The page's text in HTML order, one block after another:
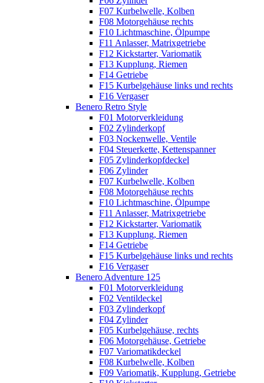
F07 Kurbelwelle, Kolben
F08 Motorgehäuse rechts
F10 Lichtmaschine, Ölpumpe
F11 Anlasser, Matrixgetriebe
F12 Kickstarter, Variomatik
F13 Kupplung, Riemen
F14 Getriebe
F15 Kurbelgehäuse links und rechts
F16 Vergaser
Benero Retro Style
F01 Motorverkleidung
F02 Zylinderkopf
F03 Nockenwelle, Ventile
F04 Steuerkette, Kettenspanner
F05 Zylinderkopfdeckel
F06 Zylinder
F07 Kurbelwelle, Kolben
F08 Motorgehäuse rechts
F10 Lichtmaschine, Ölpumpe
F11 Anlasser, Matrixgetriebe
F12 Kickstarter, Variomatik
F13 Kupplung, Riemen
F14 Getriebe
F15 Kurbelgehäuse links und rechts
F16 Vergaser
Benero Adventure 125
F01 Motorverkleidung
F02 Ventildeckel
F03 Zylinderkopf
F04 Zylinder
F05 Kurbelgehäuse, rechts
F06 Motorgehäuse, Getriebe
F07 Variomatikdeckel
F08 Kurbelwelle, Kolben
F09 Variomatik, Kupplung, Getriebe